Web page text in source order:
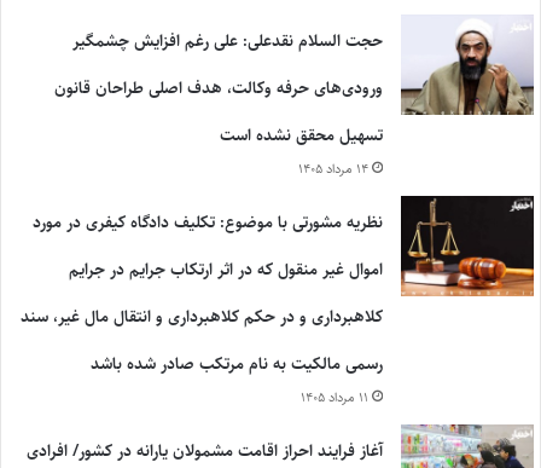
حجت السلام نقدعلی: علی رغم افزایش چشمگیر
ورودی‌های حرفه وکالت، هدف اصلی طراحان قانون
تسهیل محقق نشده است
۱۴ مرداد ۱۴۰۵
نظریه مشورتی با موضوع: تکلیف دادگاه کیفری در مورد
اموال غیر منقول که در اثر ارتکاب جرایم در جرایم
کلاهبرداری و در حکم کلاهبرداری و انتقال مال غیر، سند
رسمی مالکیت به نام مرتکب صادر شده باشد
۱۱ مرداد ۱۴۰۵
آغاز فرایند احراز اقامت مشمولان یارانه در کشور/ افرادی